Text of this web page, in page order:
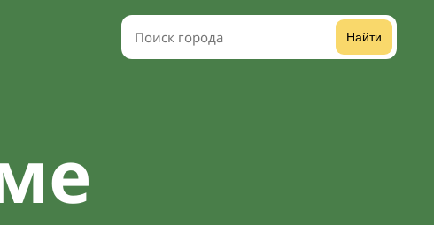
Найти